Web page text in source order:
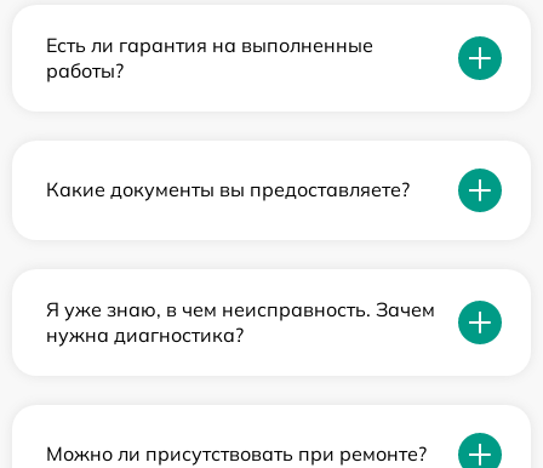
Есть ли гарантия на выполненные
работы?
Какие документы вы предоставляете?
Я уже знаю, в чем неисправность. Зачем
нужна диагностика?
Можно ли присутствовать при ремонте?